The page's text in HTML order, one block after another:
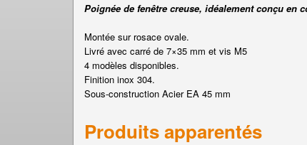
Poignée de fenêtre creuse, idéalement conçu en
Montée sur rosace ovale.
Livré avec carré de 7×35 mm et vis M5
4 modèles disponibles.
Finition inox 304.
Sous-construction Acier EA 45 mm
Produits apparentés